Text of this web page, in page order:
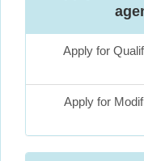
Apply for
Apply for